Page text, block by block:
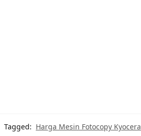
Tagged: Harga Mesin Fotocopy Kyocera